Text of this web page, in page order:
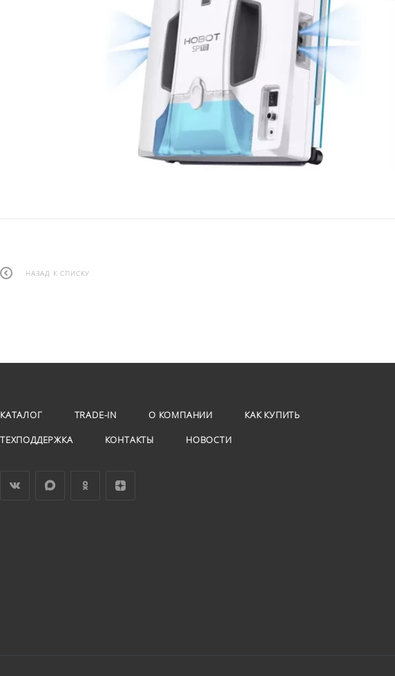
НАЗАД К СПИСКУ
КАТАЛОГ TRADE-IN О КОМПАНИИ
КАК КУПИТЬ
ТЕХПОДДЕРЖКА
КОНТАКТЫ НОВОСТИ